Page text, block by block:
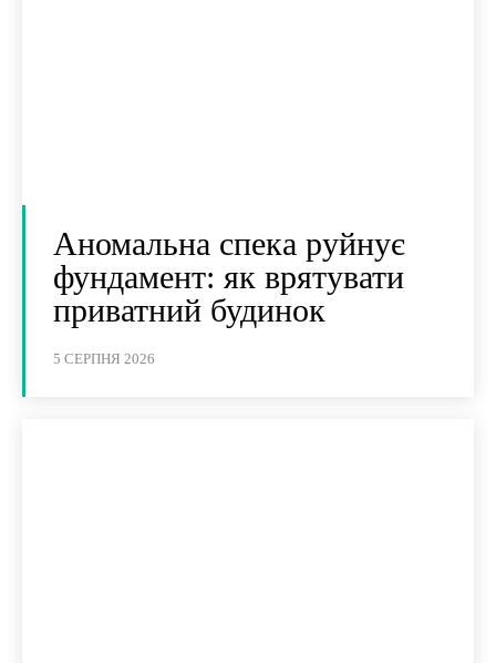
Аномальна спека руйнує
фундамент: як врятувати
приватний будинок
5 СЕРПНЯ 2026